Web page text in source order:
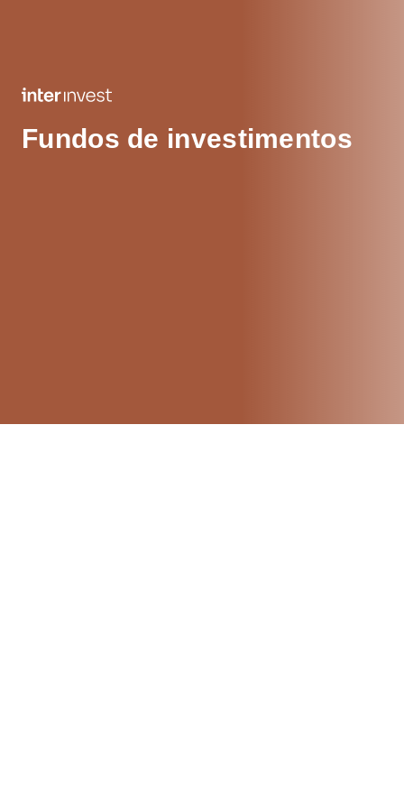
Fundos de investimentos